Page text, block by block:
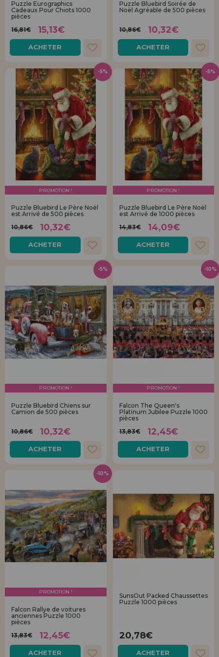
Allez-y! Nous vous attendions.
ENREGISTREMENT DISTRIBUTEUR
Puzzle Eurographics
Cadeaux Pour Chiots 1000
pièces
16,81€
15,13€
ACHETER
Puzzle Bluebird Soirée de
Noël Agréable de 500 pièces
10,86€ 10,32€
ACHETER
PROMOTION !
Puzzle Bluebird Le Père Noël
est Arrivé de 500 pièces
10,86€
10,32€
ACHETER
-5%
PROMOTION !
Puzzle Bluebird Le Père Noël
est Arrivé de 1000 pièces
14,83€
14,09€
ACHETER
-5%
PROMOTION !
Puzzle Bluebird Chiens sur
Camion de 500 pièces
10,86€ 10,32€
ACHETER
-5%
PROMOTION !
Falcon The Queen's
Platinum Jubilee Puzzle 1000
pièces
13,83€
12,45€
ACHETER
-10%
PROMOTION !
Falcon Rallye de voitures
anciennes Puzzle 1000
pièces
13,83€
12,45€
ACHETER
-10%
SunsOut Packed Chaussettes
Puzzle 1000 pièces
20,78€
ACHETER